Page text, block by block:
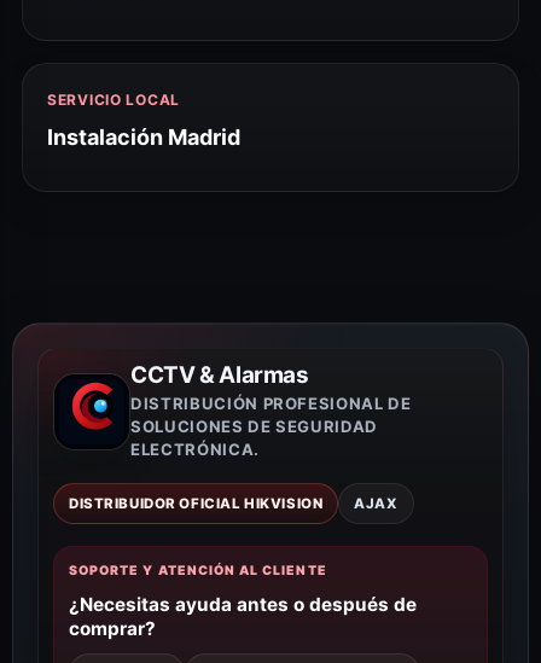
SERVICIO LOCAL
Instalación Madrid
CCTV & Alarmas
DISTRIBUCIÓN PROFESIONAL DE
SOLUCIONES DE SEGURIDAD
ELECTRÓNICA.
DISTRIBUIDOR OFICIAL HIKVISION AJAX
SOPORTE Y ATENCIÓN AL CLIENTE
¿Necesitas ayuda antes o después de
comprar?